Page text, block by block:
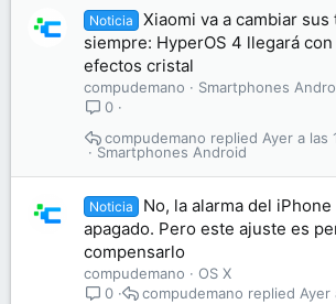
Noticia
Xiaomi va a cambiar
siempre: HyperOS 4 llegará
efectos cristal
compudemano
Smartphones
0
Smartphones Android
Ayer a las
compudemano
Noticia
No, la alarma del
apagado. Pero este ajuste es
compensarlo
compudemano
OS X
0
Ayer
compudemano